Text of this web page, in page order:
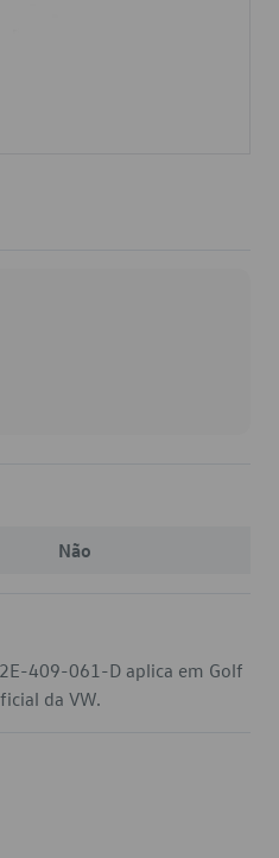
Não
409-061-D aplica em Golf
da VW.